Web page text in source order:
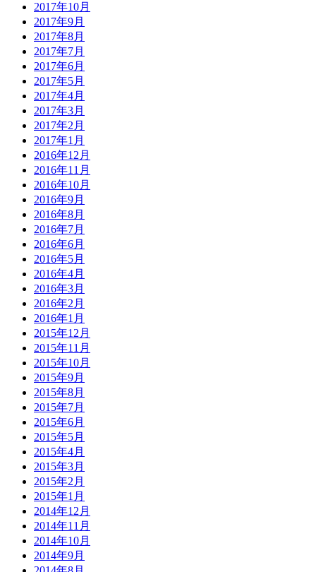
2017年10月
2017年9月
2017年8月
2017年7月
2017年6月
2017年5月
2017年4月
2017年3月
2017年2月
2017年1月
2016年12月
2016年11月
2016年10月
2016年9月
2016年8月
2016年7月
2016年6月
2016年5月
2016年4月
2016年3月
2016年2月
2016年1月
2015年12月
2015年11月
2015年10月
2015年9月
2015年8月
2015年7月
2015年6月
2015年5月
2015年4月
2015年3月
2015年2月
2015年1月
2014年12月
2014年11月
2014年10月
2014年9月